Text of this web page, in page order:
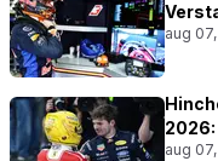
aug
aug 07,